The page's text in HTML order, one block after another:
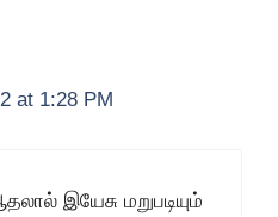
at 1:28 PM
இயேசு மறுபடியும்